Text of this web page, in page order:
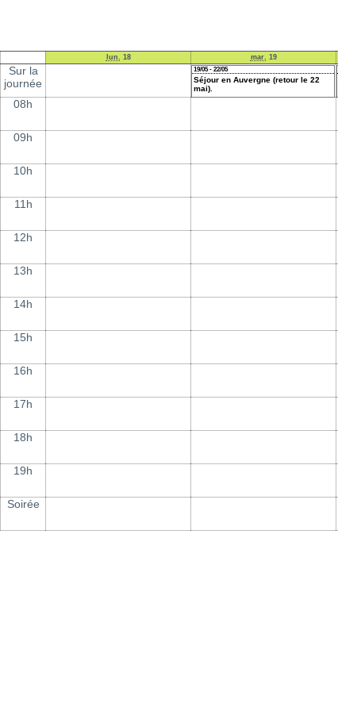
19/05 - 22/05
Séjour en Auvergne (retour le 22
mai).
lun. 18 mar. 19
Sur la
journée
08h
09h
10h
11h
12h
13h
14h
15h
16h
17h
18h
19h
Soirée